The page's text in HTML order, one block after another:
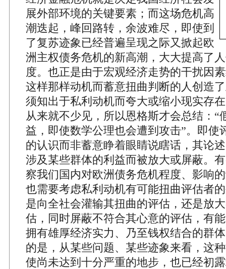
展外部环境的关键要素；而这场危机高
潮迭起，峰回路转，余波难尽，即使到
了复苏迹象已经普遍呈现之际又掀起欧
洲主权债务危机的新高潮，大大提高了
度。也正是由于宏观经济走势的干扰因
这样那样动机而蓄意扭曲判断的人创造
须知出于私利动机而夸大或缩小现实存
从来就不少见，所以恩格斯才会总结：“
益，即使数学公理也会遭到攻击”。即使
的认识而非蓄意睁着眼睛说瞎话，其论
涉及某些群体的利益而被放大或屏蔽。
察我们国内对欧洲债务危机程度、影响
也需要考虑私利动机有可能扭曲评估者
是向全社会灌输其扭曲的评估，还是放
估，同时屏蔽不符合其心意的评估，有
拥有雄厚经济实力、乃至钱权结合的群
的是，从某些问题、某些迹象来看，这
使尚未达到十分严重的地步，也已经初